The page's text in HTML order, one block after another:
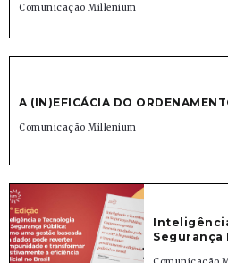
Comunicação Millenium
A (IN)EFICÁCIA DO
Comunicação Millenium
Segurança